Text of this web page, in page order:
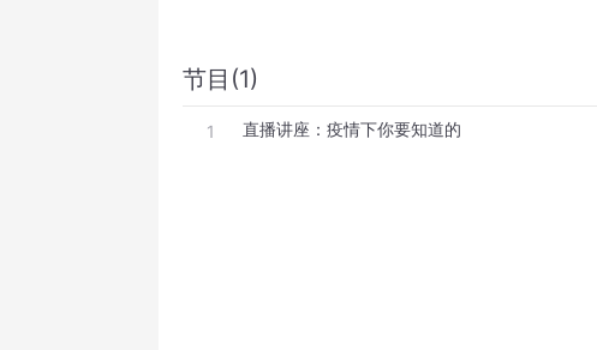
节目(1)
1 直播讲座：疫情下你要知道的